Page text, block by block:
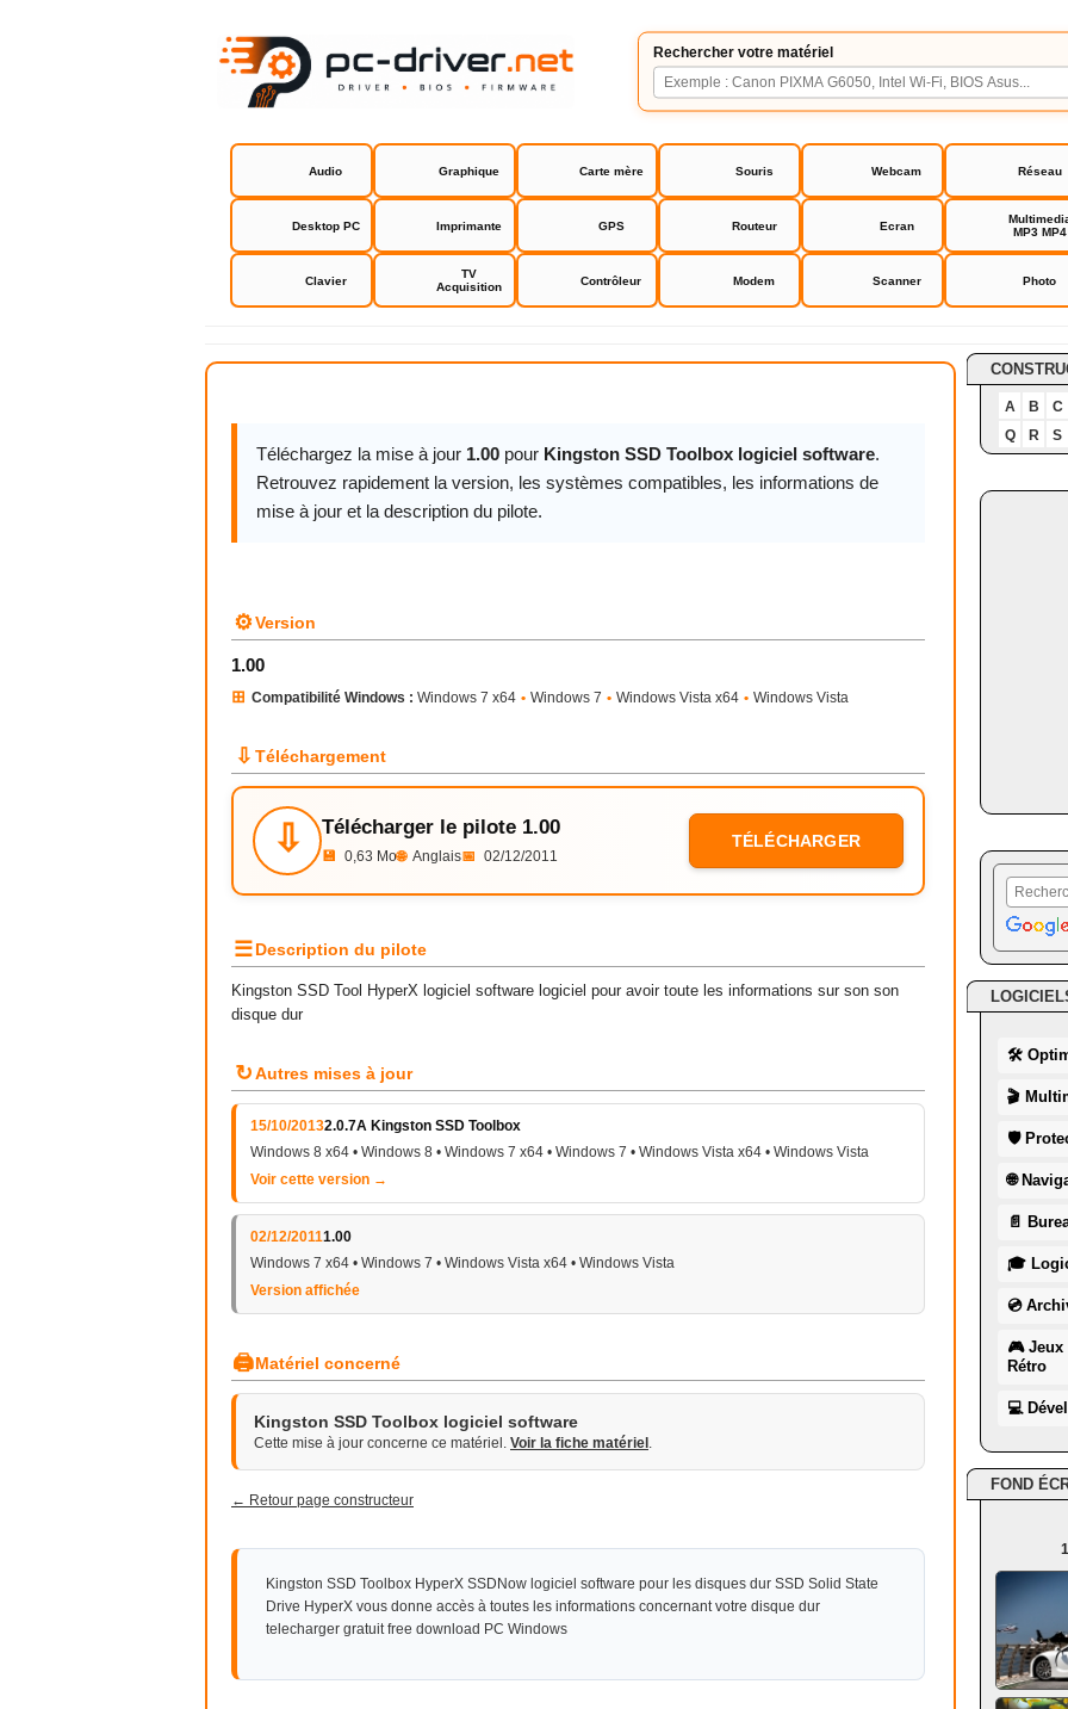
Rechercher votre matériel
Audio Graphique Carte mère Souris Webcam Réseau
Desktop PC Imprimante GPS Routeur Ecran
MP3 MP4
Clavier
TV
Acquisition
Contrôleur Modem Scanner Photo
Kingston SSD Toolbox logiciel software
Téléchargez la mise à jour 1.00 pour Kingston SSD Toolbox logiciel software.
Retrouvez rapidement la version, les systèmes compatibles, les informations de
mise à jour et la description du pilote.
⚙Version
1.00
⊞ Compatibilité Windows : Windows 7 x64 • Windows 7 • Windows Vista x64 • Windows Vista
⇩ Téléchargement
⇩ Télécharger le pilote 1.00
💾 0,63 Mo🌐 Anglais📅 02/12/2011
TÉLÉCHARGER
☰Description du pilote
Kingston SSD Tool HyperX logiciel software logiciel pour avoir toute les informations sur son son
disque dur
↻Autres mises à jour
15/10/20132.0.7A Kingston SSD Toolbox
Windows 8 x64 • Windows 8 • Windows 7 x64 • Windows 7 • Windows Vista x64 • Windows Vista
Voir cette version →
02/12/20111.00
Windows 7 x64 • Windows 7 • Windows Vista x64 • Windows Vista
Version affichée
🖨Matériel concerné
Kingston SSD Toolbox logiciel software
Cette mise à jour concerne ce matériel. Voir la fiche matériel .
← Retour page constructeur
Kingston SSD Toolbox HyperX SSDNow logiciel software pour les disques dur SSD Solid State
Drive HyperX vous donne accès à toutes les informations concernant votre disque dur
telecharger gratuit free download PC Windows
A B
C
Q
R S
🛠
🎬
🛡
🌐
📄
🎓
💿
🎮 Jeux
Rétro
💻
FOND